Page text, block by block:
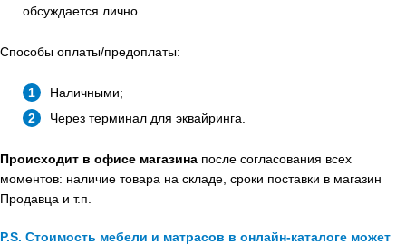
обсуждается лично.
Способы оплаты/предоплаты:
Наличными;
Через терминал для эквайринга.
Происходит в офисе магазина после согласования всех
моментов: наличие товара на складе, сроки поставки в магазин
Продавца и т.п.
P.S. Стоимость мебели и матрасов в онлайн-каталоге может